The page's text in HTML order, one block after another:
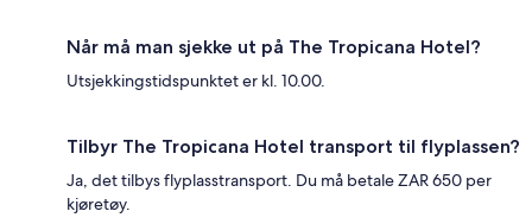
Når må man sjekke ut på The Tropicana Hotel?
Utsjekkingstidspunktet er kl. 10.00.
Tilbyr The Tropicana Hotel transport til flyplassen?
Ja, det tilbys flyplasstransport. Du må betale ZAR 650 per
kjøretøy.